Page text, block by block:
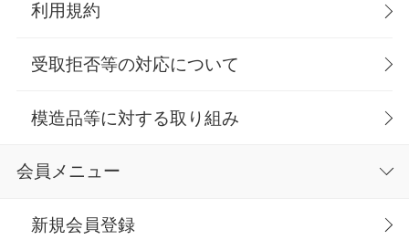
利用規約
受取拒否等の対応について
模造品等に対する取り組み
会員メニュー
新規会員登録